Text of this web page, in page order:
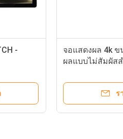
ป้ายดิจิตอลติดผนัง 32 นิ้วพร้อ
เล่นโฆษณา LCD HD เครือข่า
ราคาถูกที่สุด